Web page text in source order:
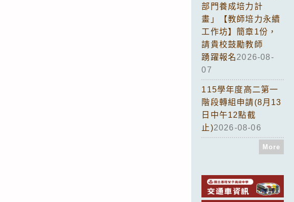
部門養成培力計
畫」【教師培力永續
工作坊】簡章1份，
請貴校鼓勵教師
踴躍報名2026-08-
07
115學年度高二第一
階段轉組申請(8月13
日中午12點截
止)2026-08-06
More